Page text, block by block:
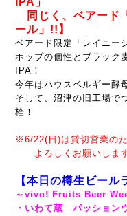
同じく、ベアード
ール」!!】
ベアード限定「レイニー
ホップの個性とブラック
IPA！
今年はハウスベルギー酵
そして、沼津の旧工場で
栓！
※6/22(日)は貸切営業の
よろしくお願いします
【本日の樽生ビール
～vivo! Fruits Beer
・いわて蔵 パッション